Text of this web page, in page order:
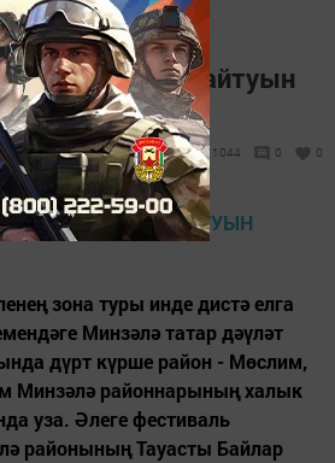
җиңү белән кайтуын
- 10:27 1044 0 0
зона туры инде дистә елга
Минзәлә татар дәүләт
дүрт күрше район - Мөслим,
Минзәлә районнарының халык
уза. Әлеге фестиваль
районының Тауасты Байлар